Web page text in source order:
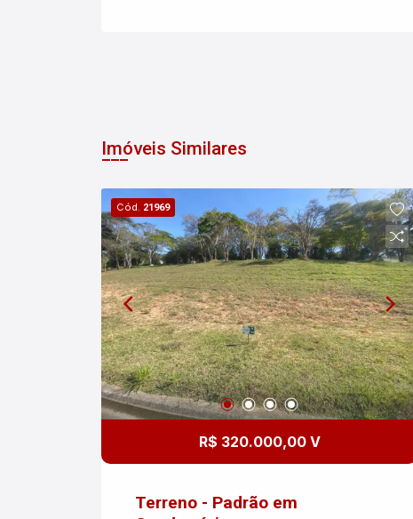
Imóveis Similares
Cód. 21969
R$ 320.000,00 V
Terreno - Padrão em